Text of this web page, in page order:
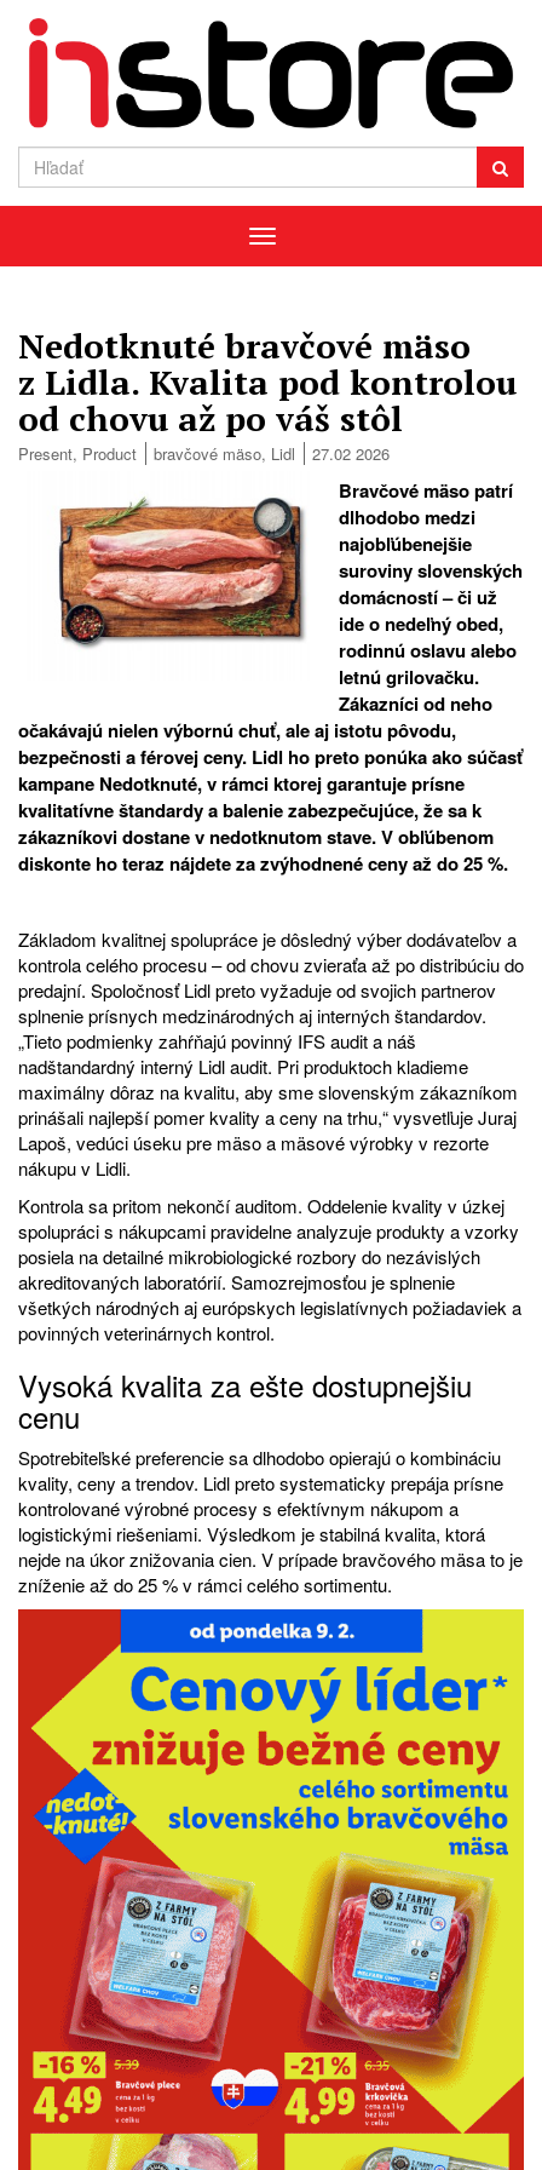
Menu
Nedotknuté bravčové mäso
z Lidla. Kvalita pod kontrolou
od chovu až po váš stôl
Present, Product bravčové mäso, Lidl 27.02 2026
Bravčové mäso patrí
dlhodobo medzi
najobľúbenejšie
suroviny slovenských
domácností – či už
ide o nedeľný obed,
rodinnú oslavu alebo
letnú grilovačku.
Zákazníci od neho
očakávajú nielen výbornú chuť, ale aj istotu pôvodu,
bezpečnosti a férovej ceny. Lidl ho preto ponúka ako súčasť
kampane Nedotknuté, v rámci ktorej garantuje prísne
kvalitatívne štandardy a balenie zabezpečujúce, že sa k
zákazníkovi dostane v nedotknutom stave. V obľúbenom
diskonte ho teraz nájdete za zvýhodnené ceny až do 25 %.
Základom kvalitnej spolupráce je dôsledný výber dodávateľov a
kontrola celého procesu – od chovu zvieraťa až po distribúciu do
predajní. Spoločnosť Lidl preto vyžaduje od svojich partnerov
splnenie prísnych medzinárodných aj interných štandardov.
„Tieto podmienky zahŕňajú povinný IFS audit a náš
nadštandardný interný Lidl audit. Pri produktoch kladieme
maximálny dôraz na kvalitu, aby sme slovenským zákazníkom
prinášali najlepší pomer kvality a ceny na trhu,“ vysvetľuje Juraj
Lapoš, vedúci úseku pre mäso a mäsové výrobky v rezorte
nákupu v Lidli.
Kontrola sa pritom nekončí auditom. Oddelenie kvality v úzkej
spolupráci s nákupcami pravidelne analyzuje produkty a vzorky
posiela na detailné mikrobiologické rozbory do nezávislých
akreditovaných laboratórií. Samozrejmosťou je splnenie
všetkých národných aj európskych legislatívnych požiadaviek a
povinných veterinárnych kontrol.
Vysoká kvalita za ešte dostupnejšiu
cenu
Spotrebiteľské preferencie sa dlhodobo opierajú o kombináciu
kvality, ceny a trendov. Lidl preto systematicky prepája prísne
kontrolované výrobné procesy s efektívnym nákupom a
logistickými riešeniami. Výsledkom je stabilná kvalita, ktorá
nejde na úkor znižovania cien. V prípade bravčového mäsa to je
zníženie až do 25 % v rámci celého sortimentu.